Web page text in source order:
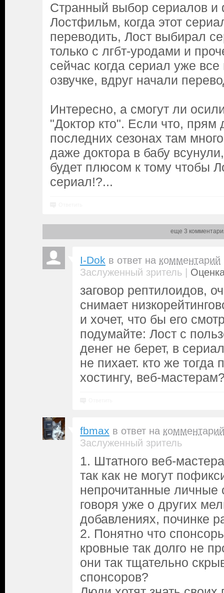
Странный выбор сериалов и
Лостфильм, когда этот
переводить, Лост выбирал
только с лгбт-уродами и
сейчас когда сериал уже
озвучке, вдруг начали
Интересно, а смогут ли
"Доктор кто". Если что, прям
последних сезонах там
даже доктора в бабу
будет плюсом к тому чтобы
сериал!?...
еще 3
I-Dok в ответ на комментарий
Заслуженный зритель |
заговор рептилоидов,
снимает
и хочет, что бы его
подумайте: Лост с
денег не берет, в
не пихает. кто же тогда
хостингу, веб-
fbmax в ответ на комментарий
Заслуженный зритель
1. Штатного веб-
так как не могут
непрочитанные
говоря уже о других
добавлениях, починке
2. Понятно что
кровные так долго не
они так тщательно
спонсоров?